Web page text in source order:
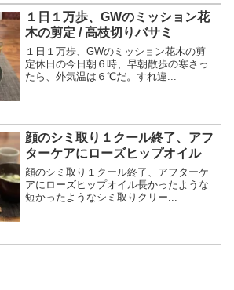
１日１万歩、GWのミッション花
木の剪定 / 高枝切りバサミ
１日１万歩、GWのミッション花木の剪
定休日の今日朝６時、早朝散歩の寒さっ
たら、外気温は６℃だ。すれ違...
顔のシミ取り１クール終了、アフ
ターケアにローズヒップオイル
顔のシミ取り１クール終了、アフターケ
アにローズヒップオイル長かったような
短かったようなシミ取りクリー...